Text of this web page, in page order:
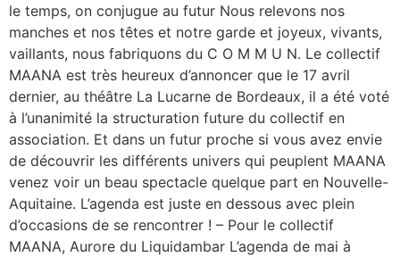
le temps, on conjugue au futur Nous relevons nos
manches et nos têtes et notre garde et joyeux, vivants,
vaillants, nous fabriquons du C O M M U N. Le collectif
MAANA est très heureux d’annoncer que le 17 avril
dernier, au théâtre La Lucarne de Bordeaux, il a été voté
à l’unanimité la structuration future du collectif en
association. Et dans un futur proche si vous avez envie
de découvrir les différents univers qui peuplent MAANA
venez voir un beau spectacle quelque part en Nouvelle-
Aquitaine. L’agenda est juste en dessous avec plein
d’occasions de se rencontrer ! – Pour le collectif
MAANA, Aurore du Liquidambar L’agenda de mai à